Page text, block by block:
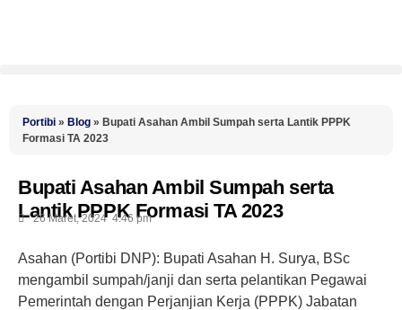
Portibi » Blog » Bupati Asahan Ambil Sumpah serta Lantik PPPK
Formasi TA 2023
Bupati Asahan Ambil Sumpah serta
Lantik PPPK Formasi TA 2023
26 Maret, 2024 4:46 pm
Asahan (Portibi DNP): Bupati Asahan H. Surya, BSc
mengambil sumpah/janji dan serta pelantikan Pegawai
Pemerintah dengan Perjanjian Kerja (PPPK) Jabatan